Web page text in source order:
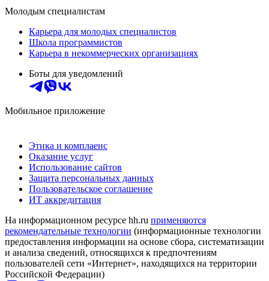
Молодым специалистам
Карьера для молодых специалистов
Школа программистов
Карьера в некоммерческих организациях
Боты для уведомлений
Мобильное приложение
Этика и комплаенс
Оказание услуг
Использование сайтов
Защита персональных данных
Пользовательское соглашение
ИТ аккредитация
На информационном ресурсе hh.ru применяются
рекомендательные технологии (информационные технологии
предоставления информации на основе сбора, систематизации
и анализа сведений, относящихся к предпочтениям
пользователей сети «Интернет», находящихся на территории
Российской Федерации)